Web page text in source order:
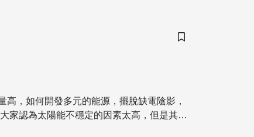
儲存書籤
高，如何開發多元的能源，擺脫缺電陰影，